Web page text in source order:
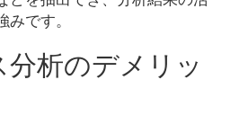
です。
析のデメリッ